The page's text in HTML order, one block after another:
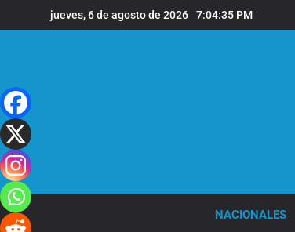
al
jueves, 6 de agosto de 2026 7:04:35 PM
NACIONALES